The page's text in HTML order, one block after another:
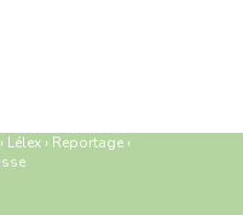
› Lélex › Reportage ›